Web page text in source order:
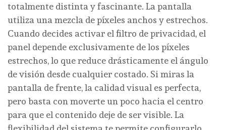
totalmente distinta y fascinante. La pantalla
utiliza una mezcla de píxeles anchos y estrechos.
Cuando decides activar el filtro de privacidad, el
panel depende exclusivamente de los píxeles
estrechos, lo que reduce drásticamente el ángulo
de visión desde cualquier costado. Si miras la
pantalla de frente, la calidad visual es perfecta,
pero basta con moverte un poco hacia el centro
para que el contenido deje de ser visible. La